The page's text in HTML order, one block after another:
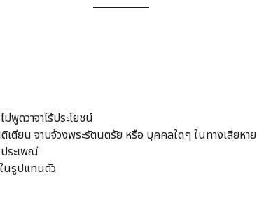
พูดวาจาไร้ประโยชน์
เตียน จาบจ้วงพระรัตนตรัย หรือ บุคคลใดๆ ในทางเสียหาย
ระเพณี
นรูปแทนตัว